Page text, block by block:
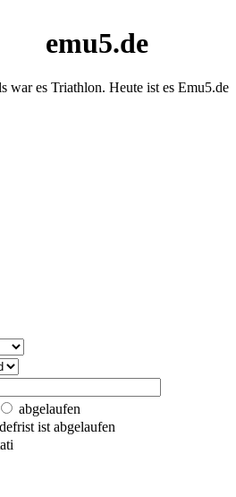
emu5.de
war es Triathlon. Heute ist es Emu5.de
abgelaufen
ist abgelaufen